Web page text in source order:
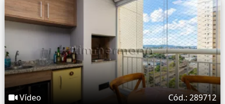
Vídeo Cód.: 289712